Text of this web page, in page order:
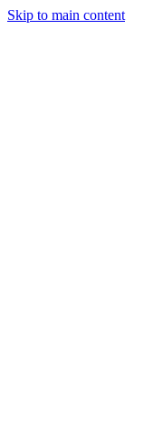
Skip to main content